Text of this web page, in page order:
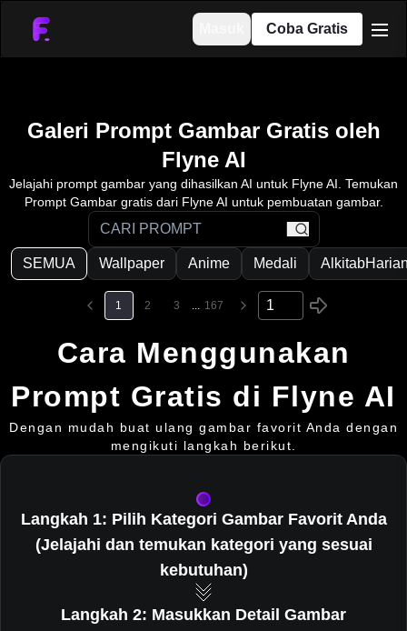
Coba Gratis
Galeri Prompt Gambar Gratis oleh
Flyne AI
Jelajahi prompt gambar yang dihasilkan AI untuk Flyne AI. Temukan
Prompt Gambar gratis dari Flyne AI untuk pembuatan gambar.
search
SEMUA Wallpaper Anime Medali
1 2 3 ... 167
Cara Menggunakan
Prompt Gratis di Flyne AI
Dengan mudah buat ulang gambar favorit Anda dengan
mengikuti langkah berikut.
Langkah 1: Pilih Kategori Gambar Favorit Anda
(Jelajahi dan temukan kategori yang sesuai
kebutuhan)
Langkah 2: Masukkan Detail Gambar